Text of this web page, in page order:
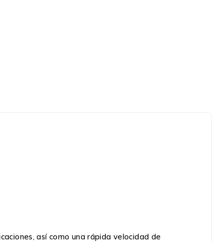
así como una rápida velocidad de